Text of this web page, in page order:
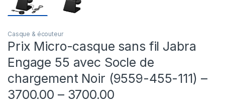
Casque & écouteur
Prix Micro-casque sans fil Jabra
Engage 55 avec Socle de
chargement Noir (9559-455-111) –
3700.00 – 3700.00